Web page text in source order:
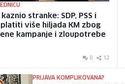
stranke: SDP, PSS i
platiti više hiljada KM zbog
kampanje i zloupotrebe
0 12
PRIJAVA KOMPLIKOVANA?